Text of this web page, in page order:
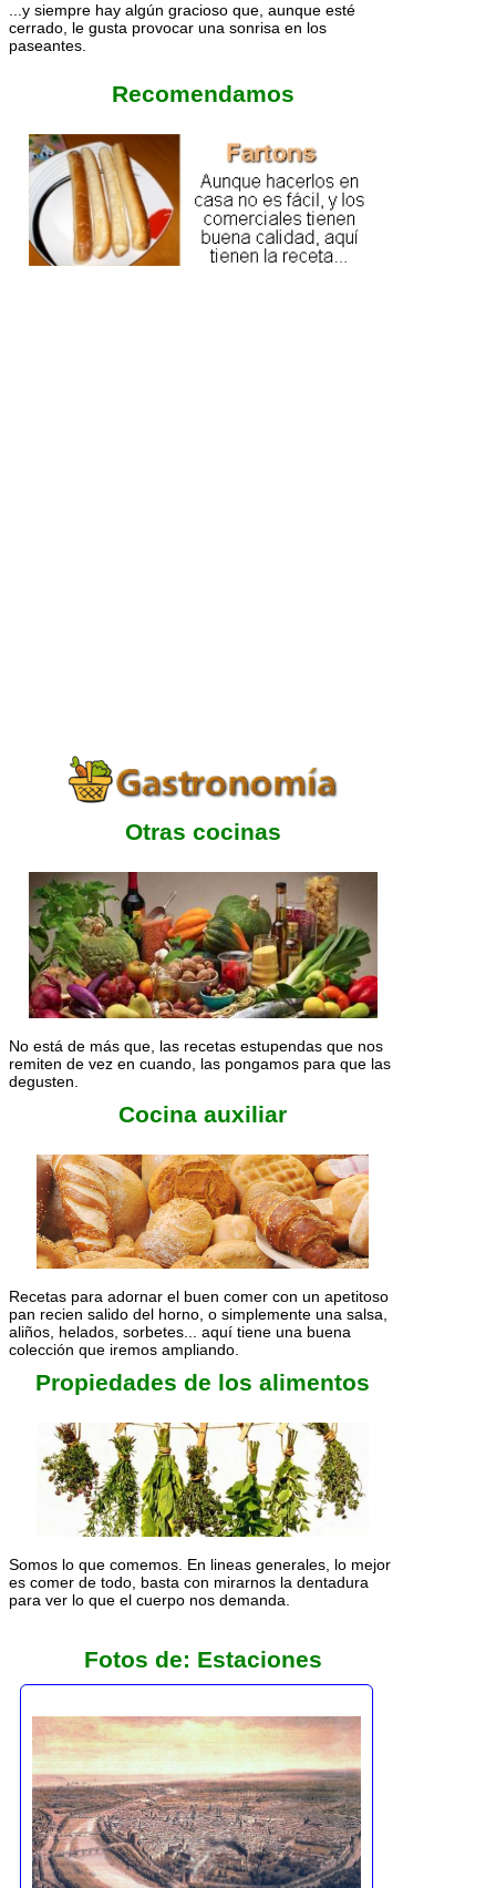
...y siempre hay algún gracioso que, aunque esté
cerrado, le gusta provocar una sonrisa en los
paseantes.
Otras cocinas
No está de más que, las recetas estupendas que nos
remiten de vez en cuando, las pongamos para que las
degusten.
Cocina auxiliar
Recetas para adornar el buen comer con un apetitoso
pan recien salido del horno, o simplemente una salsa,
aliños, helados, sorbetes... aquí tiene una buena
colección que iremos ampliando.
Propiedades de los alimentos
Somos lo que comemos. En lineas generales, lo mejor
es comer de todo, basta con mirarnos la dentadura
para ver lo que el cuerpo nos demanda.